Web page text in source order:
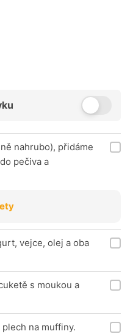
nahrubo), přidáme
pečiva a
vejce, olej a oba
s moukou a
na muffiny.